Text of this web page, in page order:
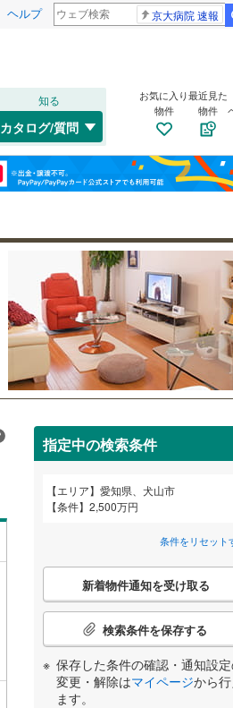
ヘルプ 京大病院 速報
知る
カタログ/質問
お気に入り
物件
最近見た
物件
指定中の検索条件
エリア
愛知県、犬山市
条件
2,500万円
条件をリセット
こ
検
条
件
新着物件通知を受け取る
検索条件を保存する
保存した条件の確認・通知設
変更・解除はマイページから行
ます。
福島
和歌山
鹿児島
条件をリセットする
北区(5)
中区(0)
9 )
名東区(1)
一宮市(13)
碧南市(16)
犬山市(5)
(5)
知立市(3)
岩倉市(3)
田原市 ( 22)
条件をリセットする
大字前原(1)
条件をリセットする
中央本線（JR東海）(0)
東海道新幹線
名古屋市営地下鉄鶴舞線(0)
名古屋臨海高速鉄道あおなみ線 0
愛知高速交通リニモ(0)
名鉄西尾線(0)
名鉄豊田線(0)
名鉄尾西線(0)
近鉄名古屋線(0)
条件をリセットする
条件をリセットする
トイレ２か所（
太陽光発電システム（
間取り変更可能（0）
3階建て以上（0）
小学校まで1km以内（0）
南道路（2）
条件をリセットする